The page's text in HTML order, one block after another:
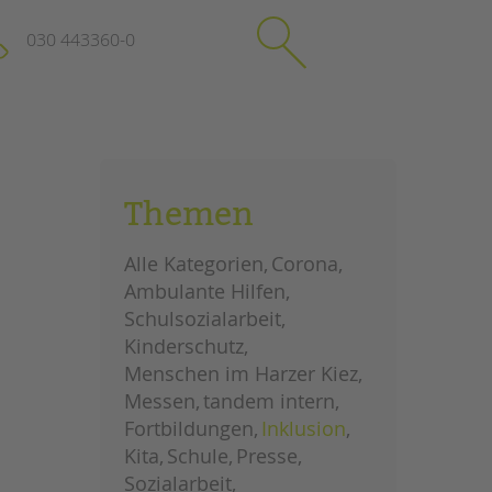
Impressum
Datenschutz
Hinweisgebersystem
Intranet
schließen
030 443360-0
SuchenThemen
Alle Kategorien Corona
Ambulante Hilfen
Schulsozialarbeit
Kinderschutz
Menschen im Harzer Kiez
Messen tandem intern
Fortbildungen Inklusion
Kita Schule Presse
Sozialarbeit